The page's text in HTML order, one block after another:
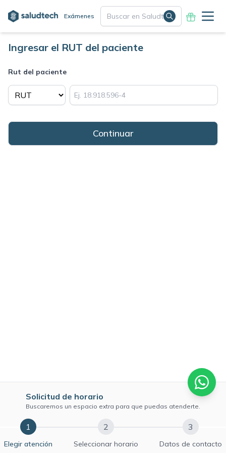
Exámenes
Ingresar el RUT del paciente
Rut del paciente
Solicitud de horario
Buscaremos un espacio extra para que puedas atenderte.
1
Elegir atención
2
Seleccionar horario
3
Datos de contacto